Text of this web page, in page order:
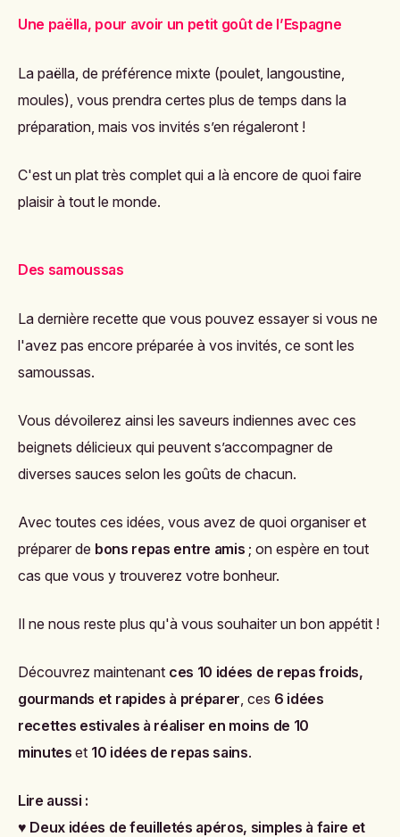
Une paëlla, pour avoir un petit goût de l’Espagne
La paëlla, de préférence mixte (poulet, langoustine,
moules), vous prendra certes plus de temps dans la
préparation, mais vos invités s’en régaleront !
C'est un plat très complet qui a là encore de quoi faire
plaisir à tout le monde.
Des samoussas
La dernière recette que vous pouvez essayer si vous ne
l'avez pas encore préparée à vos invités, ce sont les
samoussas.
Vous dévoilerez ainsi les saveurs indiennes avec ces
beignets délicieux qui peuvent s’accompagner de
diverses sauces selon les goûts de chacun.
Avec toutes ces idées, vous avez de quoi organiser et
préparer de bons repas entre amis ; on espère en tout
cas que vous y trouverez votre bonheur.
Il ne nous reste plus qu'à vous souhaiter un bon appétit !
Découvrez maintenant ces 10 idées de repas froids,
gourmands et rapides à préparer , ces 6 idées
recettes estivales à réaliser en moins de 10
minutes et 10 idées de repas sains.
Lire aussi :
♥ Deux idées de feuilletés apéros, simples à faire et